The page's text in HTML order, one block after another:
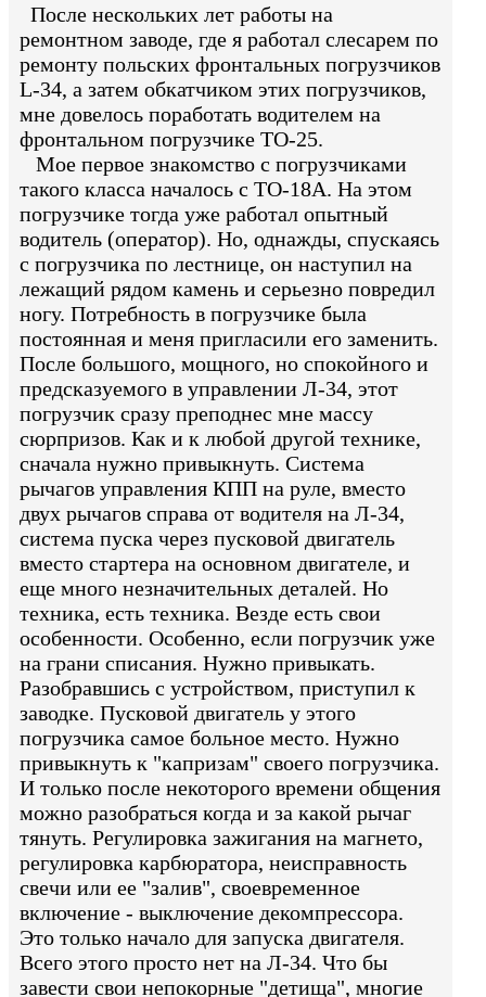
После нескольких лет работы на
ремонтном заводе, где я работал слесарем по
ремонту польских фронтальных погрузчиков
L-34, а затем обкатчиком этих погрузчиков,
мне довелось поработать водителем на
фронтальном погрузчике ТО-25.
Мое первое знакомство с погрузчиками
такого класса началось с ТО-18А. На этом
погрузчике тогда уже работал опытный
водитель (оператор). Но, однажды, спускаясь
с погрузчика по лестнице, он наступил на
лежащий рядом камень и серьезно повредил
ногу. Потребность в погрузчике была
постоянная и меня пригласили его заменить.
После большого, мощного, но спокойного и
предсказуемого в управлении Л-34, этот
погрузчик сразу преподнес мне массу
сюрпризов. Как и к любой другой технике,
сначала нужно привыкнуть. Система
рычагов управления КПП на руле, вместо
двух рычагов справа от водителя на Л-34,
система пуска через пусковой двигатель
вместо стартера на основном двигателе, и
еще много незначительных деталей. Но
техника, есть техника. Везде есть свои
особенности. Особенно, если погрузчик уже
на грани списания. Нужно привыкать.
Разобравшись с устройством, приступил к
заводке. Пусковой двигатель у этого
погрузчика самое больное место. Нужно
привыкнуть к "капризам" своего погрузчика.
И только после некоторого времени общения
можно разобраться когда и за какой рычаг
тянуть. Регулировка зажигания на магнето,
регулировка карбюратора, неисправность
свечи или ее "залив", своевременное
включение - выключение декомпрессора.
Это только начало для запуска двигателя.
Всего этого просто нет на Л-34. Что бы
завести свои непокорные "детища", многие